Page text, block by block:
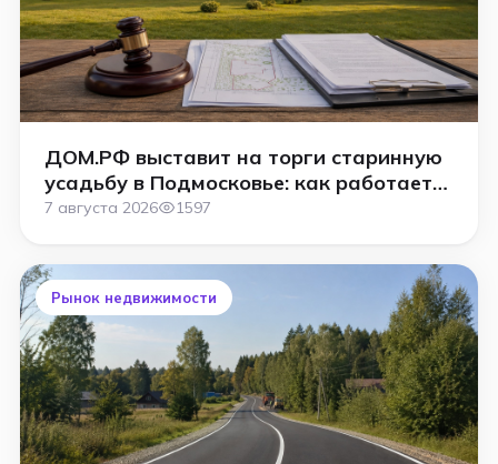
ДОМ.РФ выставит на торги старинную
усадьбу в Подмосковье: как работает
аукцион
7 августа 2026 1597
Рынок недвижимости